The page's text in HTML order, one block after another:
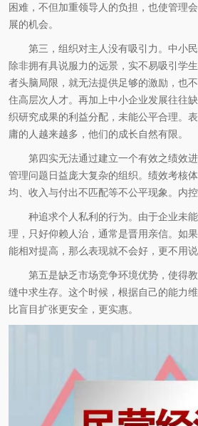
困难，不但加重领导人的负担，也使管理
展的机会。
第三，组织对主人没有吸引力。中小
除非拥有具说服力的远景，实不易吸引学
者头脑局限，就无法提供足够的激励，也
住高层次人才。再加上中小企业发展往往
织研究成果的利益分配，未能公平合理。
庸的人越来越多，他们的成长自然有限。
第四实无法通过建立一个有效之绩效
管理问题日益庞大复杂的组织。绩效考核
均、收入与付出不匹配等不公平现象。内
种追求个人私利的行为。由于企业未
理，只好仰赖人治，通常是晋用亲信。如
能相对提高，那么表现就不会好，更不用说
第五是缺乏市场竞争环境优势，使得
缝中求生存。这个时候，根据自己的能力
比盲目扩张更安全，更实惠。